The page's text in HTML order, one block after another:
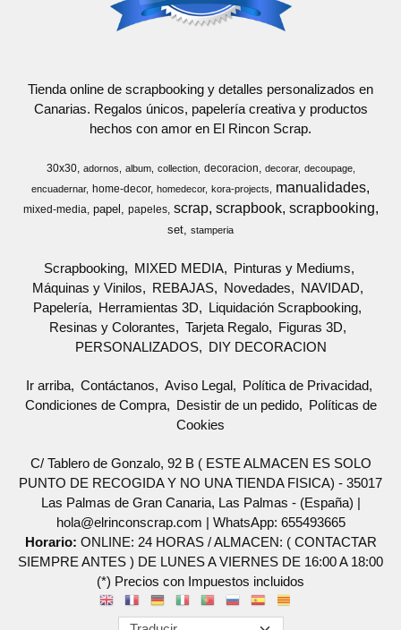
Tienda online de scrapbooking y detalles personalizados en
Canarias. Regalos únicos, papelería creativa y productos
hechos con amor en El Rincon Scrap.
30x30 adornos album collection decoracion decorar
decoupage
encuadernar home-decor homedecor kora-projects manualidades
mixed-media papel papeles scrap scrapbook scrapbooking
set stamperia
Scrapbooking MIXED MEDIA
Pinturas y Mediums
Máquinas y Vinilos
REBAJAS Novedades
NAVIDAD
Papelería
Herramientas 3D
Liquidación Scrapbooking
Resinas y Colorantes
Tarjeta Regalo
Figuras 3D
PERSONALIZADOS
DIY DECORACION
Ir arriba Contáctanos Aviso Legal
Política de Privacidad
Condiciones de Compra
Desistir de un pedido
Políticas de
Cookies
C/ Tablero de Gonzalo, 92 B ( ESTE ALMACEN ES SOLO
PUNTO DE RECOGIDA Y NO UNA TIENDA FISICA) - 35017
Las Palmas de Gran Canaria, Las Palmas - (España) |
hola@elrinconscrap.com | WhatsApp: 655493665
Horario: ONLINE: 24 HORAS / ALMACEN: ( CONTACTAR
SIEMPRE ANTES ) DE LUNES A VIERNES DE 16:00 A 18:00
(*) Precios con Impuestos incluidos